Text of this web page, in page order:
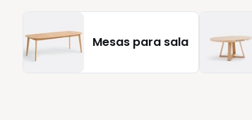
Mesas para sala